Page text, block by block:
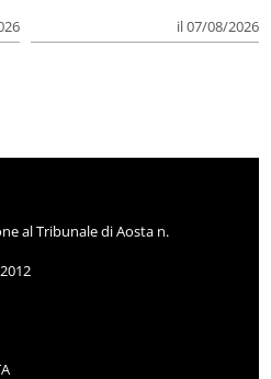
il 07/08/2026
al Tribunale di Aosta n.